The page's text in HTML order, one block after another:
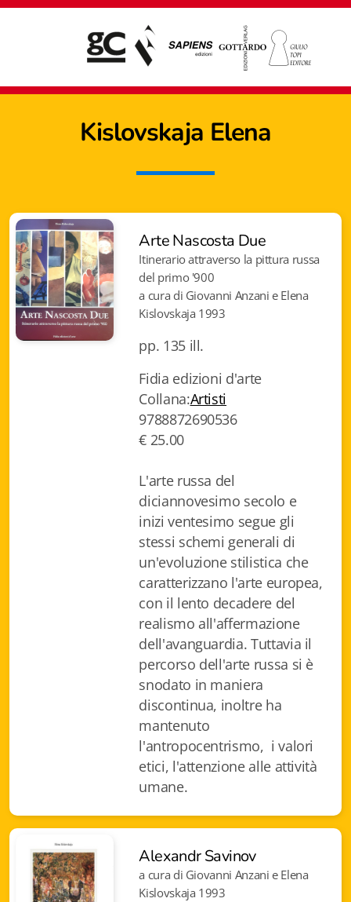
Kislovskaja Elena
Arte Nascosta Due
Itinerario attraverso la pittura russa
del primo '900
a cura di Giovanni Anzani e Elena
Kislovskaja 1993
pp. 135 ill.
Fidia edizioni d'arte
Collana:Artisti
9788872690536
€ 25.00
L'arte russa del
diciannovesimo secolo e
inizi ventesimo segue gli
stessi schemi generali di
un'evoluzione stilistica che
caratterizzano l'arte europea,
con il lento decadere del
realismo all'affermazione
dell'avanguardia. Tuttavia il
percorso dell'arte russa si è
snodato in maniera
discontinua, inoltre ha
mantenuto
l'antropocentrismo, i valori
etici, l'attenzione alle attività
umane.
Alexandr Savinov
a cura di Giovanni Anzani e Elena
Kislovskaja 1993
Giampiero Casagrande editore
Biblioteca letteraria Nord-Sud
EJO- European Journalism Observatory
iQuaderni - fondazioneculturalecollinadoro
Istituzioni - Società - Cittadini
Maestri della Pietra
Oltre le frontiere
Storia